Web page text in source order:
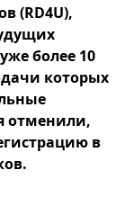
(RD4U),
более 10
которых
отменили,
в